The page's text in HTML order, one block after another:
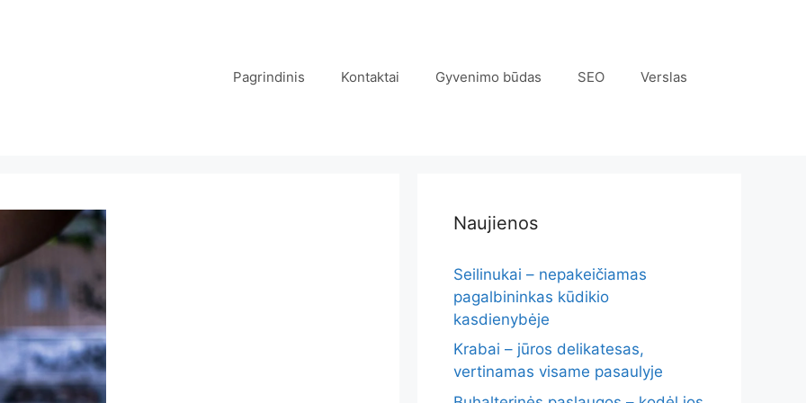
Pagrindinis Kontaktai Gyvenimo būdas SEO Verslas
Naujienos
Seilinukai – nepakeičiamas
pagalbininkas kūdikio
kasdienybėje
Krabai – jūros delikatesas,
vertinamas visame pasaulyje